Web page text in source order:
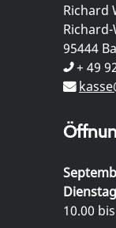
Richard
95444
+ 49
10.00